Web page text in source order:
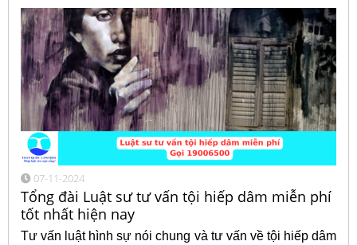
07-11-2024
Tổng đài Luật sư tư vấn tội hiếp dâm miễn phí
tốt nhất hiện nay
Tư vấn luật hình sự nói chung và tư vấn về tội hiếp dâm